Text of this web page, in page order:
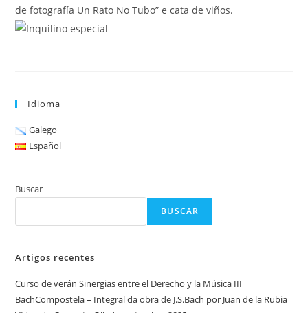
de fotografía Un Rato No Tubo” e cata de viños.
Idioma
Galego
Español
Buscar
BUSCAR
Artigos recentes
Curso de verán Sinergias entre el Derecho y la Música III
BachCompostela – Integral da obra de J.S.Bach por Juan de la Rubia